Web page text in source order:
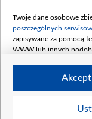
kwiecień
czerwca
4
Twoje dane osobowe
poszczególnych serwisów
zapisywane za pomocą
WWW lub innych
Twoje dane osobowe